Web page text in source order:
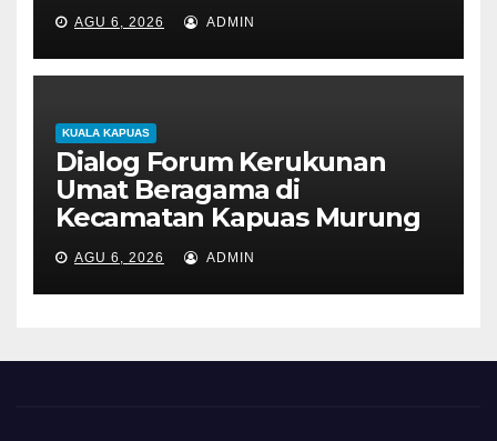
AGU 6, 2026 ADMIN
KUALA KAPUAS
Dialog Forum Kerukunan
Umat Beragama di
Kecamatan Kapuas Murung
AGU 6, 2026 ADMIN